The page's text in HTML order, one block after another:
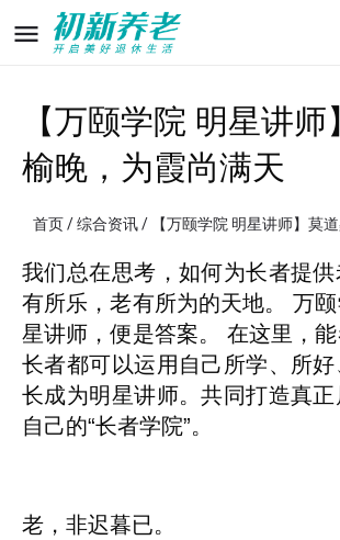
【万颐学院 明星讲
榆晚，为霞尚满天
首页/综合资讯/ 【万颐学院 明星讲师】莫
我们总在思考，如何为长者提
有所乐，老有所为的天地。 万
星讲师，便是答案。 在这里，
长者都可以运用自己所学、所
长成为明星讲师。共同打造真正
自己的“长者学院”。
老，非迟暮已。